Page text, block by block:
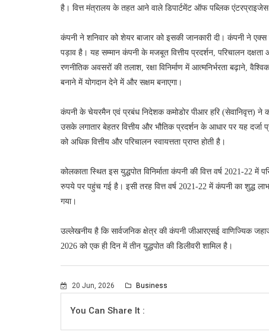
है। वित्त मंत्रालय के तहत आने वाले डिपार्टमेंट ऑफ पब्लिक एंटरप्राइजेस
कंपनी ने शनिवार को शेयर बाजार को इसकी जानकारी दी। कंपनी ने
पड़ाव है। यह सम्मान कंपनी के मजबूत वित्तीय प्रदर्शन, परिचालन
रणनीतिक अवसरों की तलाश, रक्षा विनिर्माण में आत्मनिर्भरता बढ़ाने,
बनाने में योगदान देने में और सक्षम बनाएगा।
कंपनी के चेयरमैन एवं प्रबंध निदेशक कमोडोर पीआर हरि (सेवानिवृत्त) ने
उसके लगातार बेहतर वित्तीय और भौतिक प्रदर्शन के आधार पर यह दर्जा
को अधिक वित्तीय और परिचालन स्वायत्तता प्राप्त होती है।
कोलकाता स्थित इस युद्धपोत विनिर्माता कंपनी की वित्त वर्ष 2021-
रुपये पर पहुंच गई है। इसी तरह वित्त वर्ष 2021-22 में कंपनी का शुद्ध
गया।
उल्लेखनीय है कि सार्वजनिक क्षेत्र की कंपनी जीआरएसई वाणिज्यिक
2026 को एक ही दिन में तीन युद्धपोत की डिलीवरी शामिल है।
20 Jun, 2026 Business
You Can Share It :